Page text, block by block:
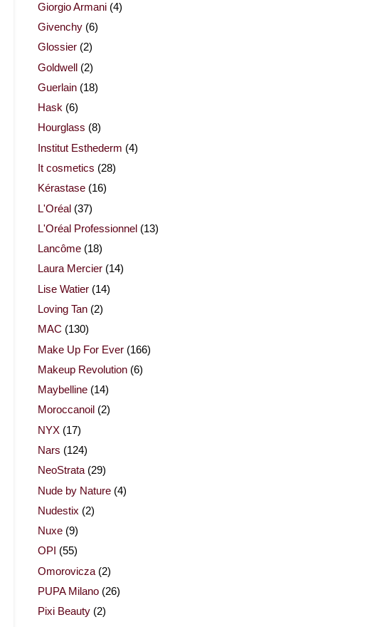
Giorgio Armani (4)
Givenchy (6)
Glossier (2)
Goldwell (2)
Guerlain (18)
Hask (6)
Hourglass (8)
Institut Esthederm (4)
It cosmetics (28)
Kérastase (16)
L'Oréal (37)
L'Oréal Professionnel (13)
Lancôme (18)
Laura Mercier (14)
Lise Watier (14)
Loving Tan (2)
MAC (130)
Make Up For Ever (166)
Makeup Revolution (6)
Maybelline (14)
Moroccanoil (2)
NYX (17)
Nars (124)
NeoStrata (29)
Nude by Nature (4)
Nudestix (2)
Nuxe (9)
OPI (55)
Omorovicza (2)
PUPA Milano (26)
Pixi Beauty (2)